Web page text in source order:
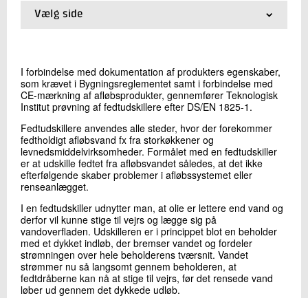
+45 72 20 26 37
Skriv til mig
Send
Vælg side
01.Forside
I forbindelse med dokumentation af produkters egenskaber,
som krævet i Bygningsreglementet samt i forbindelse med
CE-mærkning af afløbsprodukter, gennemfører Teknologisk
Institut prøvning af fedtudskillere efter DS/EN 1825-1.
Fedtudskillere anvendes alle steder, hvor der forekommer
fedtholdigt afløbsvand fx fra storkøkkener og
levnedsmiddelvirksomheder. Formålet med en fedtudskiller
er at udskille fedtet fra afløbsvandet således, at det ikke
efterfølgende skaber problemer i afløbssystemet eller
renseanlægget.
I en fedtudskiller udnytter man, at olie er lettere end vand og
derfor vil kunne stige til vejrs og lægge sig på
vandoverfladen. Udskilleren er i princippet blot en beholder
med et dykket indløb, der bremser vandet og fordeler
strømningen over hele beholderens tværsnit. Vandet
strømmer nu så langsomt gennem beholderen, at
fedtdråberne kan nå at stige til vejrs, før det rensede vand
løber ud gennem det dykkede udløb.